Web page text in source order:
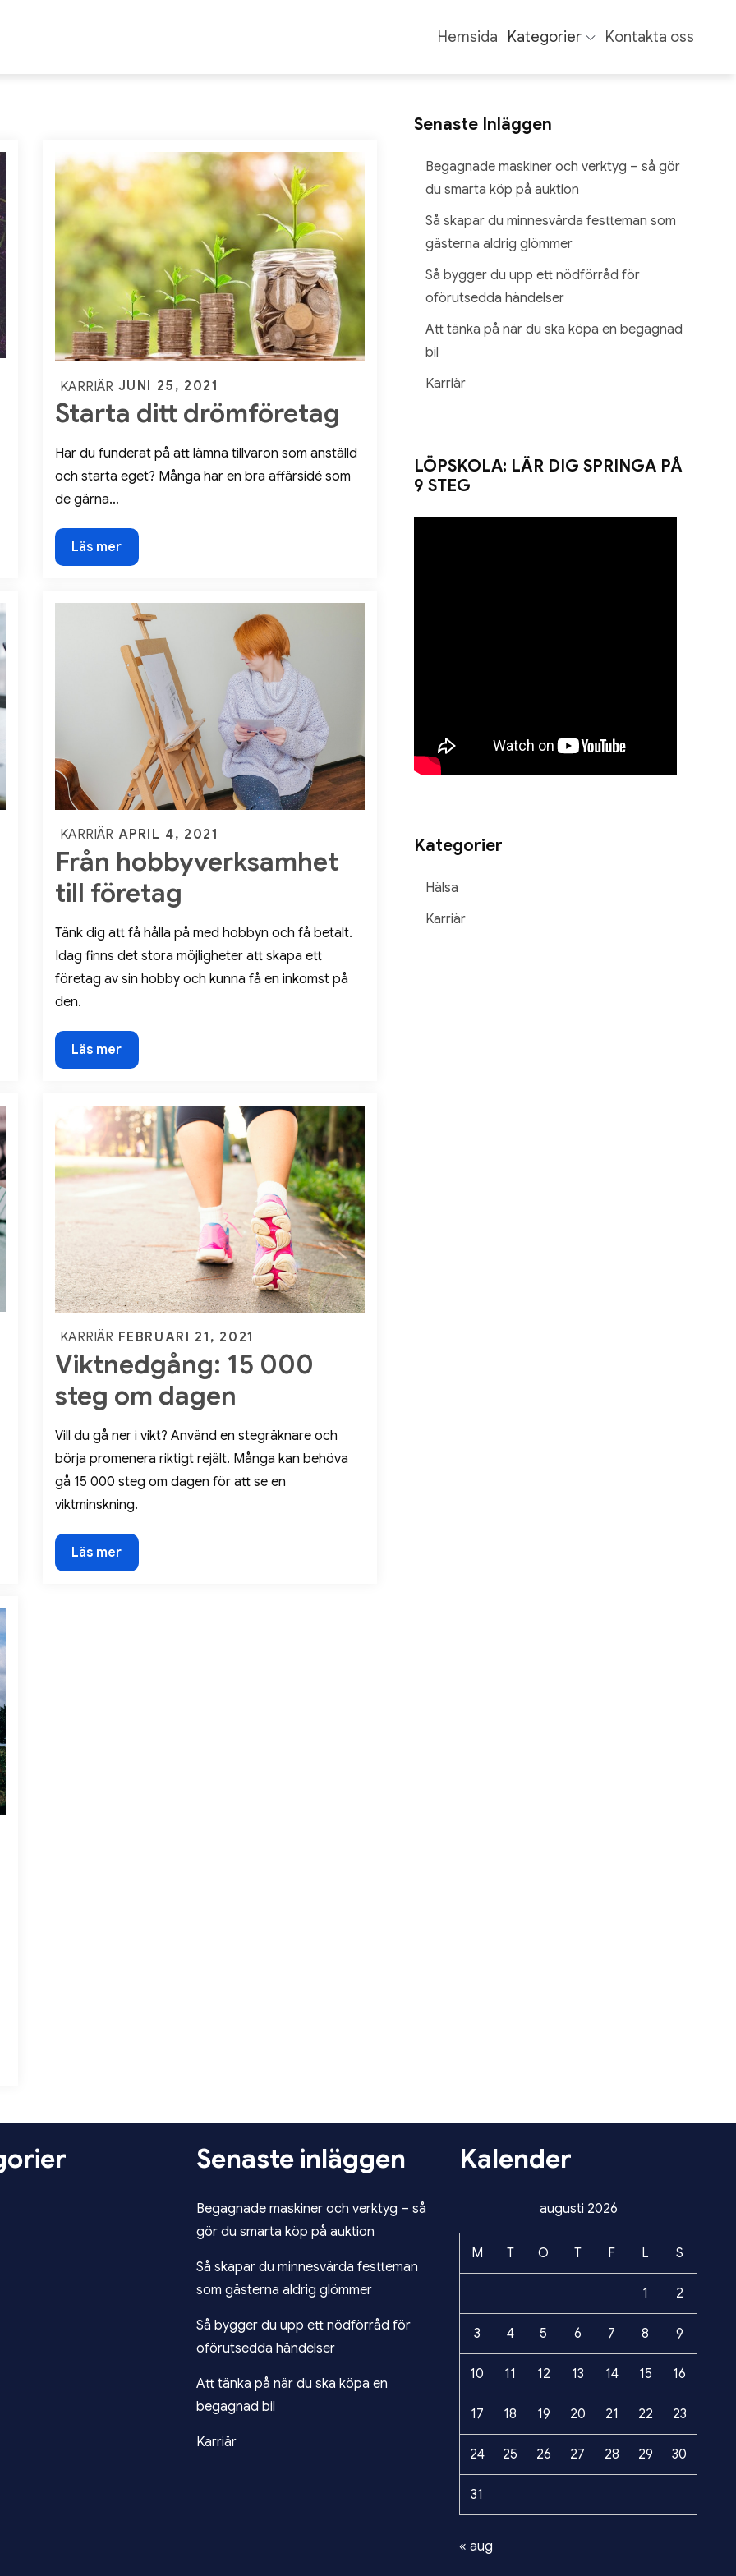
Hemsida Kategorier Kontakta oss
KARRIÄR Posted
on
JUNI 25, 2021
Starta ditt drömföretag
Har du funderat på att lämna tillvaron som anställd
och starta eget? Många har en bra affärsidé som
de gärna…
Starta
ditt
Läs mer
KARRIÄR Posted
on
APRIL 4, 2021
Från hobbyverksamhet
till företag
Tänk dig att få hålla på med hobbyn och få betalt.
Idag finns det stora möjligheter att skapa ett
företag av sin hobby och kunna få en inkomst på
den.
Från
hobbyverksamhet
företag
Läs mer
KARRIÄR Posted
on
FEBRUARI 21, 2021
Viktnedgång: 15 000
steg om dagen
Vill du gå ner i vikt? Använd en stegräknare och
börja promenera riktigt rejält. Många kan behöva
gå 15 000 steg om dagen för att se en
viktminskning.
Viktnedgång:
15
Läs mer
Inläggsnavigering
Next
Senaste Inläggen
Begagnade maskiner och verktyg – så gör
du smarta köp på auktion
Så skapar du minnesvärda festteman som
gästerna aldrig glömmer
Så bygger du upp ett nödförråd för
oförutsedda händelser
Att tänka på när du ska köpa en begagnad
bil
Karriär
LÖPSKOLA: LÄR DIG SPRINGA PÅ
9 STEG
Kategorier
Hälsa
Karriär
Senaste inläggen
Begagnade maskiner och verktyg – så
gör du smarta köp på auktion
Så skapar du minnesvärda festteman
som gästerna aldrig glömmer
Så bygger du upp ett nödförråd för
oförutsedda händelser
Att tänka på när du ska köpa en
begagnad bil
Karriär
Kalender
augusti 2026
M T O T F L S
1 2
3 4 5 6 7 8 9
10 11 12 13 14 15 16
17 18 19 20 21 22 23
24 25 26 27 28 29 30
31
« aug